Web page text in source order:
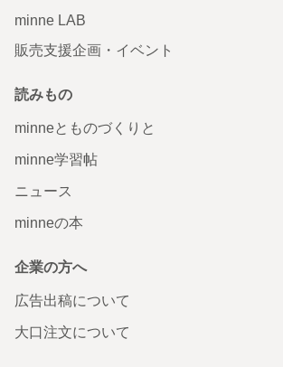
minne LAB
販売支援企画・イベント
読みもの
minneとものづくりと
minne学習帖
ニュース
minneの本
企業の方へ
広告出稿について
大口注文について